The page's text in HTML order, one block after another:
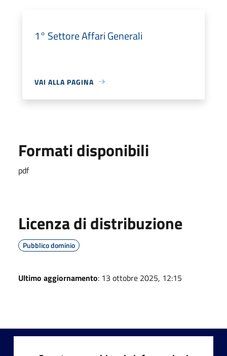
1° Settore Affari Generali
VAI ALLA PAGINA
Formati disponibili
pdf
Licenza di distribuzione
Pubblico dominio
Ultimo aggiornamento: 13 ottobre 2025, 12:15